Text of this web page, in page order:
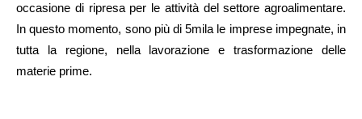
occasione di ripresa per le attività del settore agroalimentare.
In questo momento, sono più di 5mila le imprese impegnate, in
tutta la regione, nella lavorazione e trasformazione delle
materie prime.